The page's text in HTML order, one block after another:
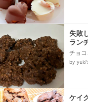
失敗
ラン
チョ
by yui
ケイ